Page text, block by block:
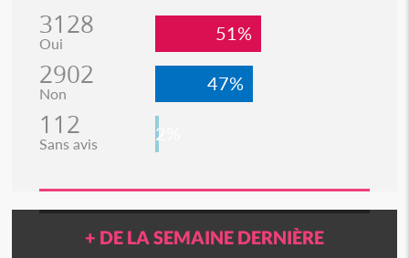
3128
Oui 51%
2902
Non 47%
112
Sans avis 2%
+ DE LA SEMAINE DERNIÈRE